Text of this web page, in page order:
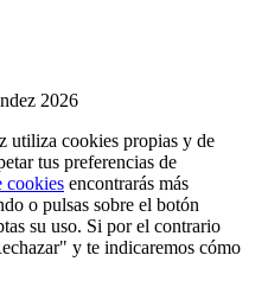
2026
utiliza cookies propias y de
tus preferencias de
cookies encontrarás más
o pulsas sobre el botón
su uso. Si por el contrario
y te indicaremos cómo